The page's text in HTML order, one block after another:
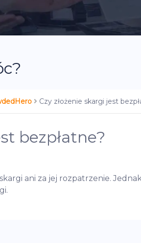
Czy złożenie skargi jest
bezpłatne?
skargi ani za jej rozpatrzenie.